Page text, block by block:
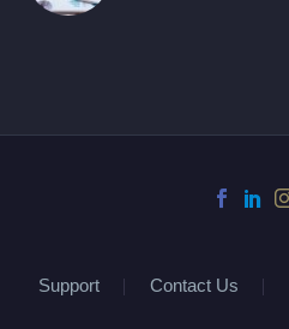
Support Contact Us